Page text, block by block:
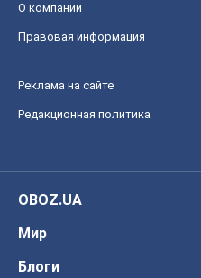
О компании
Правовая информация
Реклама на сайте
Редакционная политика
OBOZ.UA
Мир
Блоги